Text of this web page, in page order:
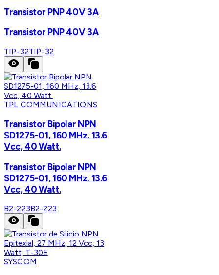
Transistor PNP 40V 3A
Transistor PNP 40V 3A
TIP-32TIP-32
TPL COMMUNICATIONS
Transistor Bipolar NPN
SD1275-01, 160 MHz, 13.6
Vcc, 40 Watt.
Transistor Bipolar NPN
SD1275-01, 160 MHz, 13.6
Vcc, 40 Watt.
B2-223B2-223
SYSCOM